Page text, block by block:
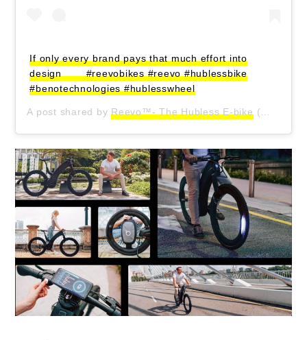
If only every brand pays that much effort into
design ⠀ ⠀ #reevobikes #reevo #hublessbike
#benotechnologies #hublesswheel
A post shared by Reevo™- The Hubless E-bike (@reevo_bikes) on